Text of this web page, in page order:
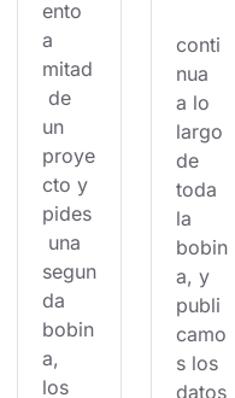
ento
a
mitad
de
un
proye
cto y
pides
una
segun
da
bobin
a,
los
conti
nua
a lo
largo
de
toda
la
bobin
a, y
publi
camo
s los
datos